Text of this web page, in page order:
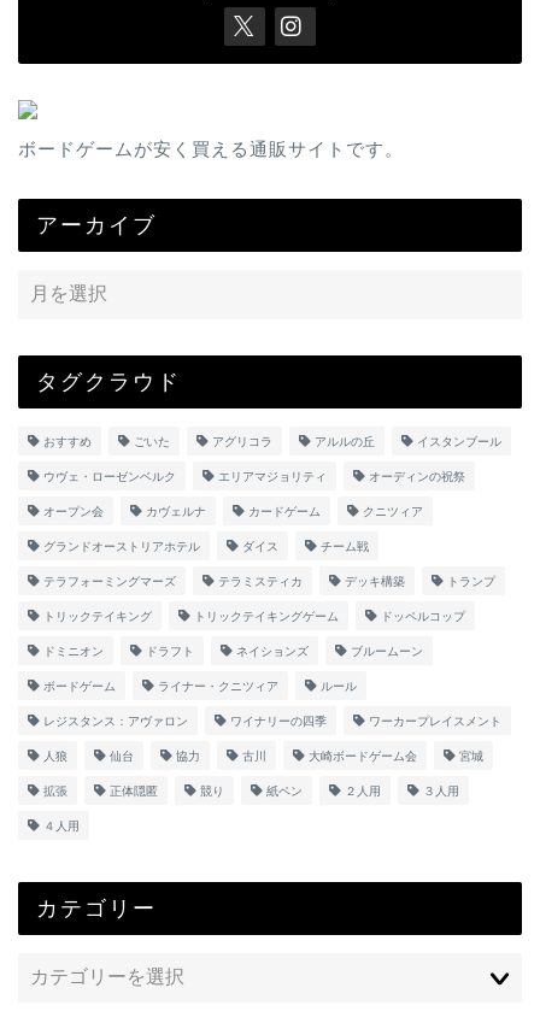
ボードゲームが安く買える通販サイトです。
アーカイブ
タグクラウド
おすすめ ごいた アグリコラ アルルの丘 イスタンブール
ウヴェ・ローゼンベルク エリアマジョリティ オーディンの祝祭
オープン会 カヴェルナ カードゲーム クニツィア
グランドオーストリアホテル ダイス チーム戦
テラフォーミングマーズ テラミスティカ デッキ構築 トランプ
トリックテイキング トリックテイキングゲーム ドッペルコップ
ドミニオン ドラフト ネイションズ ブルームーン
ボードゲーム ライナー・クニツィア ルール
レジスタンス：アヴァロン ワイナリーの四季 ワーカープレイスメント
人狼 仙台 協力 古川 大崎ボードゲーム会 宮城
拡張 正体隠匿 競り 紙ペン ２人用 ３人用
４人用
カテゴリー